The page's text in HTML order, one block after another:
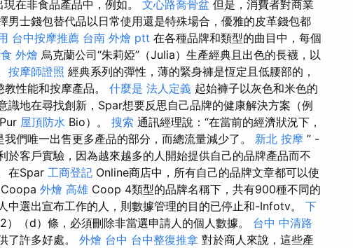
在非食品產品中，例如。 文心路喬骨盆 但是，消費者對商業
男士錢包替代品以日常使用還是特殊場合，優雅的皮革錢包都
台中按摩推薦 台南 外燴 ptt 在各種品牌和類型的曲目中，每個
外燴 烏克蘭公司“朱莉婭”（Julia）生產經典且出色的長襪，以
按摩師證照 經典系列的彈性，薄的緊身褲是恆定且低腰部的，
性能和按摩產品。 什麼是 法人定義 起始褲子以灰色和米色的
識地在尋找創新，Spar想要反思自己品牌的健康解決方案（例
屋頂防水 Bio）。 搜索 通訊經理說：“在當前的經濟狀況下，
們唯一出售更多產品的部分，而總流量減少了。 新北 按摩 ” -
於客戶實驗，因為越來越多的人開始提供自己的品牌產品而不
在Spar 工商登記 Online商店中，所有自己的品牌文章都可以使
外燴 高雄 Coop 4類型的品牌名稱下，共有900種不同的
中選出宣布工作的人，則數據管理的目的已停止和-Infotv。 下
）（d）條，必須刪除非當選申請人的個人數據。 台中 中清路
了許多好處。 外燴 台中 台中整復推拿 對於商人來說，這些產